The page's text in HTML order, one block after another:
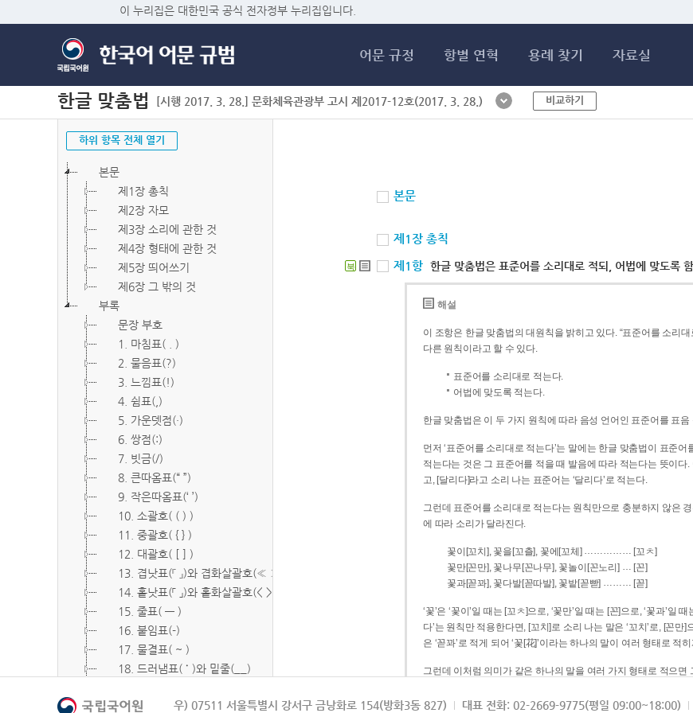
이 누리집은 대한민국 공식 전자정부 누리집입니다.
어문 규정 항별 연혁 용례 찾기 자료실
한글 맞춤법 [시행 2017. 3. 28.] 문화체육관광부 고시 제2017-12호(2017. 3. 28.) 비교하기
하위 항목 전체 열기
본문
제1장 총칙
제2장 자모
제3장 소리에 관한 것
제4장 형태에 관한 것
제5장 띄어쓰기
제6장 그 밖의 것
부록
문장 부호
1. 마침표( . )
2. 물음표(?)
3. 느낌표(!)
4. 쉼표(,)
5. 가운뎃점(·)
6. 쌍점(:)
7. 빗금(/)
8. 큰따옴표(“ ”)
9. 작은따옴표(‘ ’)
10. 소괄호( ( ) )
11. 중괄호( { } )
12. 대괄호( [ ] )
13. 겹낫표(『 』)와 겹화살괄호(≪ ≫)
14. 홑낫표(「 」)와 홑화살괄호(< >)
15. 줄표( ― )
16. 붙임표(-)
17. 물결표( ~ )
18. 드러냄표( ˙ )와 밑줄(__)
20. 빠짐표( □ )
본문
제1장 총칙
북 제1항 한글 맞춤법은 표준어를 소리대로 적되, 어법에 맞도록
해설
이 조항은 한글 맞춤법의 대원칙을 밝히고 있다. “표준어를 소리
다른 원칙이라고 할 수 있다.
표준어를 소리대로 적는다.
어법에 맞도록 적는다.
한글 맞춤법은 이 두 가지 원칙에 따라 음성 언어인 표준어를 표
먼저 ‘표준어를 소리대로 적는다’는 말에는 한글 맞춤법이 표준
적는다는 것은 그 표준어를 적을 때 발음에 따라 적는다는 뜻이다. 이를테면 [나무]라고 소리 나는 표준어는 ‘나무’로 적
고, [달리다]라고 소리 나는 표준어는 ‘달리다’로 적는다.
그런데 표준어를 소리대로 적는다는 원칙만으로 충분하지 않은
에 따라 소리가 달라진다.
꽃이[꼬치], 꽃을[꼬츨], 꽃에[꼬체] …………… [꼬ㅊ]
꽃만[꼰만], 꽃나무[꼰나무], 꽃놀이[꼰노리] … [꼰]
꽃과[꼳꽈], 꽃다발[꼳따발], 꽃밭[꼳빧] ……… [꼳]
‘꽃’은 ‘꽃이’일 때는 [꼬ㅊ]으로, ‘꽃만’일 때는 [꼰]으로, ‘꽃과’일
다’는 원칙만 적용한다면, [꼬치]로 소리 나는 말은 ‘꼬치’로, [꼰만]으로 소리 나는 말은 ‘꼰만’으로, [꼳꽈]로 소리 나는 말
은 ‘꼳꽈’로 적게 되어 ‘꽃[花]’이라는 하나의 말이 여러 형태로 적
그런데 이처럼 의미가 같은 하나의 말을 여러 가지 형태로 적으
되게 적는 것이 의미를 파악하는 데 효과적이다.
우) 07511 서울특별시 강서구 금낭화로 154(방화3동 827) 대표 전화: 02-2669-9775(평일 09:00~18:00)